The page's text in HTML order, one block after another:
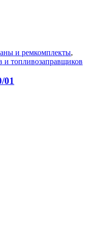
и ремкомплекты,
и топливозаправщиков